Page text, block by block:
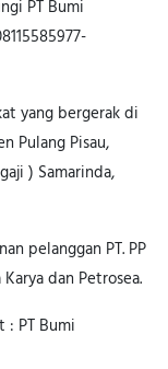
PT Bumi
yang bergerak di
Pulang Pisau,
) Samarinda,
pelanggan PT. PP
dan Petrosea.
: PT Bumi